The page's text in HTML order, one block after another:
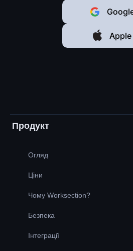
Apple
Продукт
Огляд
Ціни
Чому Worksection?
Безпека
Інтеграції